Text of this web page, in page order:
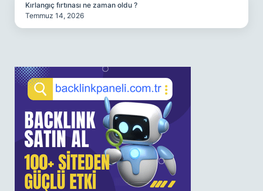
Kırlangıç fırtınası ne zaman oldu ?
Temmuz 14, 2026